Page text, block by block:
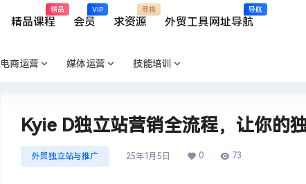
精品课程
精品
会员
VIP
求资源
寻找
外贸工具网址导航
导航
电商运营 媒体运营 技能培训
Kyie D独立站营销全流程，让你的
外贸独立站与推广 25年1月5日 0 73